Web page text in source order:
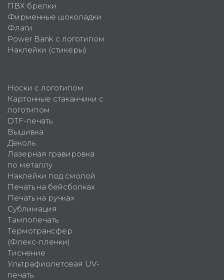
ПВХ брелки
Фирменные шоколадки
Флаги
Power Bank с логотипом
Наклейки (стикеры)
Носки с логотипом
Картонные стаканчики с
логотипом
DTF-печать
Вышивка
Деколь
Лазерная гравировка
по металлу
Наклейки под смолой
Печать на бейсболках
Печать на ручках
Сублимация
Тампопечать
Термотрансфер
(Флекс-пленки)
Тиснение
Ультрафиолетовая UV-
печать